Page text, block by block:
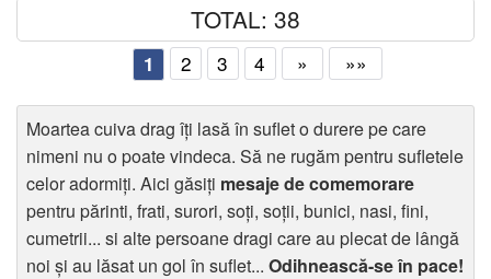
TOTAL: 38
1 2 3 4 » »»
Moartea cuiva drag îți lasă în suflet o durere pe care
nimeni nu o poate vindeca. Să ne rugăm pentru sufletele
celor adormiți. Aici găsiți mesaje de comemorare
pentru părinti, frati, surori, soți, soții, bunici, nasi, fini,
cumetrii... si alte persoane dragi care au plecat de lângă
noi și au lăsat un gol în suflet... Odihnească-se în pace!